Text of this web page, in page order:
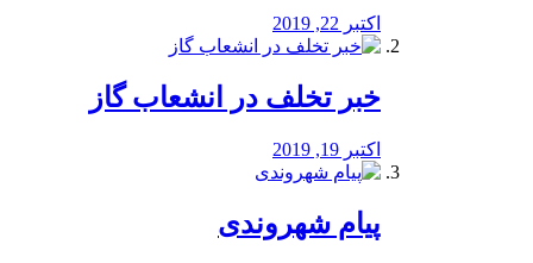
اکتبر 22, 2019
خبر تخلف در انشعاب گاز
اکتبر 19, 2019
پیام شهروندی